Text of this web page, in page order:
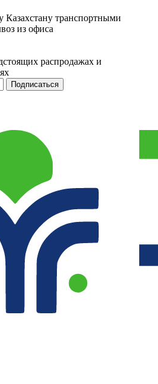
Казахстану транспортными
из офиса
распродажах и